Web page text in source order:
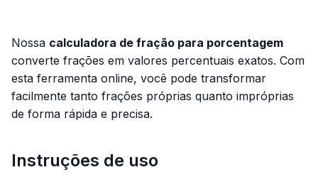
Nossa calculadora de fração para porcentagem
converte frações em valores percentuais exatos. Com
esta ferramenta online, você pode transformar
facilmente tanto frações próprias quanto impróprias
de forma rápida e precisa.
Instruções de uso